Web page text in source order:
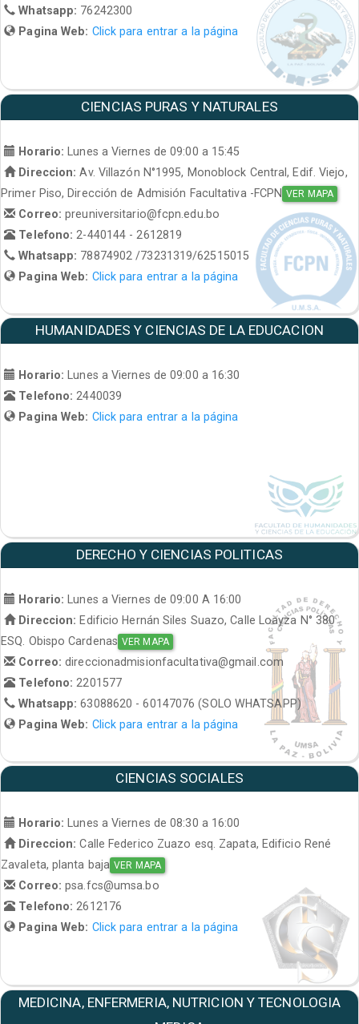
Whatsapp: 76242300
Pagina Web: Click para entrar a la página
CIENCIAS PURAS Y NATURALES
Horario:
Lunes a Viernes de 09:00 a 15:45
Direccion: Av. Villazón N°1995, Monoblock Central, Edif. Viejo,
Primer Piso, Dirección de Admisión Facultativa -FCPN VER MAPA
Correo:preuniversitario@fcpn.edu.bo
Telefono: 2-440144 - 2612819
Whatsapp: 78874902 /73231319/62515015
Pagina Web: Click para entrar a la página
HUMANIDADES Y CIENCIAS DE LA EDUCACION
Horario: Lunes a Viernes de 09:00 a 16:30
Telefono:2440039
Pagina Web: Click para entrar a la página
DERECHO Y CIENCIAS POLITICAS
Horario:
Lunes a Viernes de 09:00 A 16:00
Direccion: Edificio Hernán Siles Suazo, Calle Loayza N° 380
ESQ. Obispo Cardenas VER MAPA
Correo:direccionadmisionfacultativa@gmail.com
Telefono: 2201577
Whatsapp:63088620 - 60147076 (SOLO WHATSAPP)
Pagina Web: Click para entrar a la página
CIENCIAS SOCIALES
Horario:
Lunes a Viernes de 08:30 a 16:00
Direccion: Calle Federico Zuazo esq. Zapata, Edificio René
Zavaleta, planta baja VER MAPA
Correo:psa.fcs@umsa.bo
Telefono: 2612176
Pagina Web: Click para entrar a la página
MEDICINA, ENFERMERIA, NUTRICION Y TECNOLOGIA